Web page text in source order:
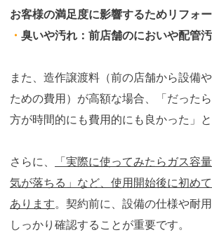
お客様の満足度に影響するためリフォ
・ 臭いや汚れ：前店舗のにおいや配管
また、造作譲渡料（前の店舗から設備
ための費用）が高額な場合、「だった
方が時間的にも費用的にも良かった」と
さらに、
「実際に使ってみたらガス容
気が落ちる」など、使用開始後に初め
あります。契約前に、設備の仕様や耐
しっかり確認することが重要です。